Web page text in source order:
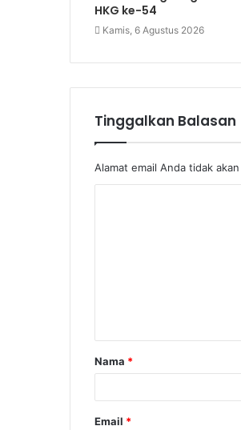
HKG ke-54
Kamis, 6 Agustus 2026
Tinggalkan Balasan
Alamat email Anda tidak
Nama *
Email *